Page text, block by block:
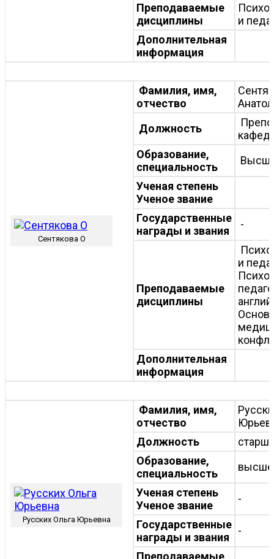
Преподаваемые
дисциплины
и
Дополнительная
информация
Сентякова О
Фамилия, имя,
отчество
Должность
Образование,
специальность
Ученая степень
Ученое звание
Государственные
награды и звания
-
Преподаваемые
дисциплины
и
Дополнительная
информация
Русских Ольга Юрьевна
Фамилия, имя,
отчество
Должность
Образование,
специальность
Ученая степень
Ученое звание
-
Государственные
награды и звания
-
Преподаваемые